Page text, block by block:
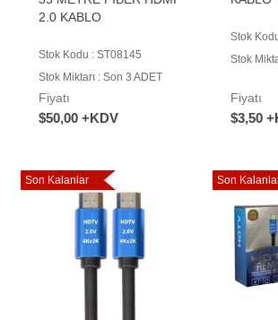
2.0 KABLO
Stok Kodu : ST08145
Stok Miktarı : Son 3 ADET
Fiyatı
$50,00 +KDV
Stok
Stok
Fiyatı
$3,50
Son Kalanlar Son